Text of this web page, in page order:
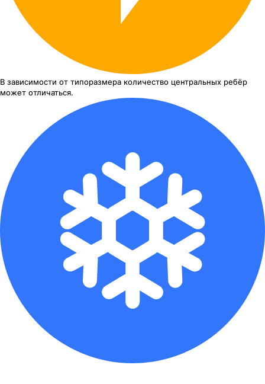
В зависимости от типоразмера количество центральных ребёр
может отличаться.